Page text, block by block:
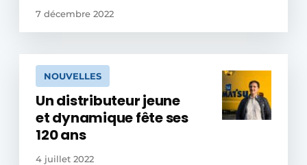
7 décembre 2022
NOUVELLES
Un distributeur jeune
et ­dynamique fête ses
120 ans
4 juillet 2022